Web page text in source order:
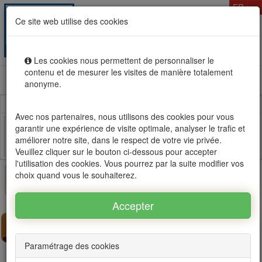
Ce site web utilise des cookies
Les cookies nous permettent de personnaliser le
contenu et de mesurer les visites de manière totalement
anonyme.
Avec nos partenaires, nous utilisons des cookies pour vous
garantir une expérience de visite optimale, analyser le trafic et
améliorer notre site, dans le respect de votre vie privée.
Veuillez cliquer sur le bouton ci-dessous pour accepter
l'utilisation des cookies. Vous pourrez par la suite modifier vos
choix quand vous le souhaiterez.
Paramétrage des cookies
FR
Location vente immobilier à l'Ile Maurice, OFIM réseau
Facebook Twitter Email
Ce bien n'est plus disponible